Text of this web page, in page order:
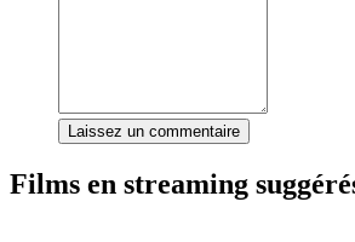
Laissez un commentaire
Films en streaming